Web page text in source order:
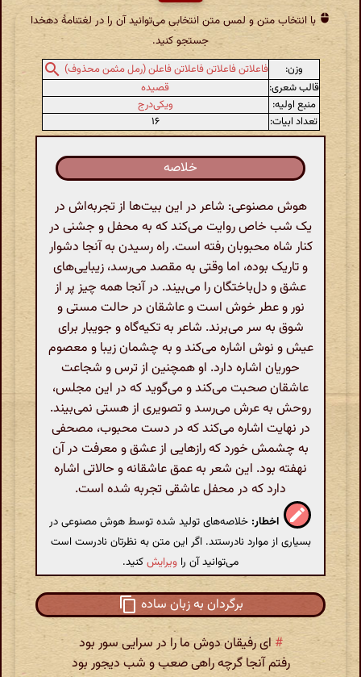
با انتخاب متن و لمس متن انتخابی می‌توانید آن را در لغتنامهٔ دهخدا
جستجو کنید.
وزن:
فاعلاتن فاعلاتن فاعلاتن فاعلن (رمل مثمن محذوف)
قالب شعری:
قصیده
منبع اولیه:
ویکی‌درج
تعداد ابیات:
۱۶
خلاصه
هوش مصنوعی: شاعر در این بیت‌ها از تجربه‌اش در
یک شب خاص روایت می‌کند که به محفل و جشنی در
کنار شاه محبوبان رفته است. راه رسیدن به آنجا دشوار
و تاریک بوده، اما وقتی به مقصد می‌رسد، زیبایی‌های
عشق و دل‌باختگان را می‌بیند. در آنجا همه چیز پر از
نور و عطر خوش است و عاشقان در حالت مستی و
شوق به سر می‌برند. شاعر به تکیه‌گاه و جویبار برای
عیش و نوش اشاره می‌کند و به چشمان زیبا و معصوم
حوریان اشاره دارد. او همچنین از ترس و شجاعت
عاشقان صحبت می‌کند و می‌گوید که در این مجلس،
روحش به عرش می‌رسد و تصویری از هستی نمی‌بیند.
در نهایت اشاره می‌کند که در دست محبوب، مصحفی
به چشمش خورد که رازهایی از عشق و معرفت در آن
نهفته بود. این شعر به عمق عاشقانه و حالاتی اشاره
دارد که در محفل عاشقی تجربه شده است.
اخطار: خلاصه‌های تولید شده توسط هوش مصنوعی در
بسیاری از موارد نادرستند. اگر این متن به نظرتان نادرست است
می‌توانید آن را ویرایشکنید.
برگردان به زبان ساده
# ای رفیقان دوش ما را در سرایی سور بود
رفتم آنجا گرچه راهی صعب و شب دیجور بود